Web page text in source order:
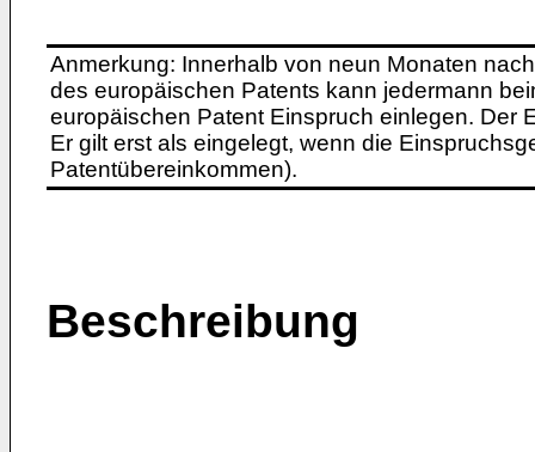
Anmerkung: Innerhalb von neun Monaten
des europäischen Patents kann jedermann
europäischen Patent Einspruch einlegen. Der
Er gilt erst als eingelegt, wenn die
Patentübereinkommen).
Beschreibung